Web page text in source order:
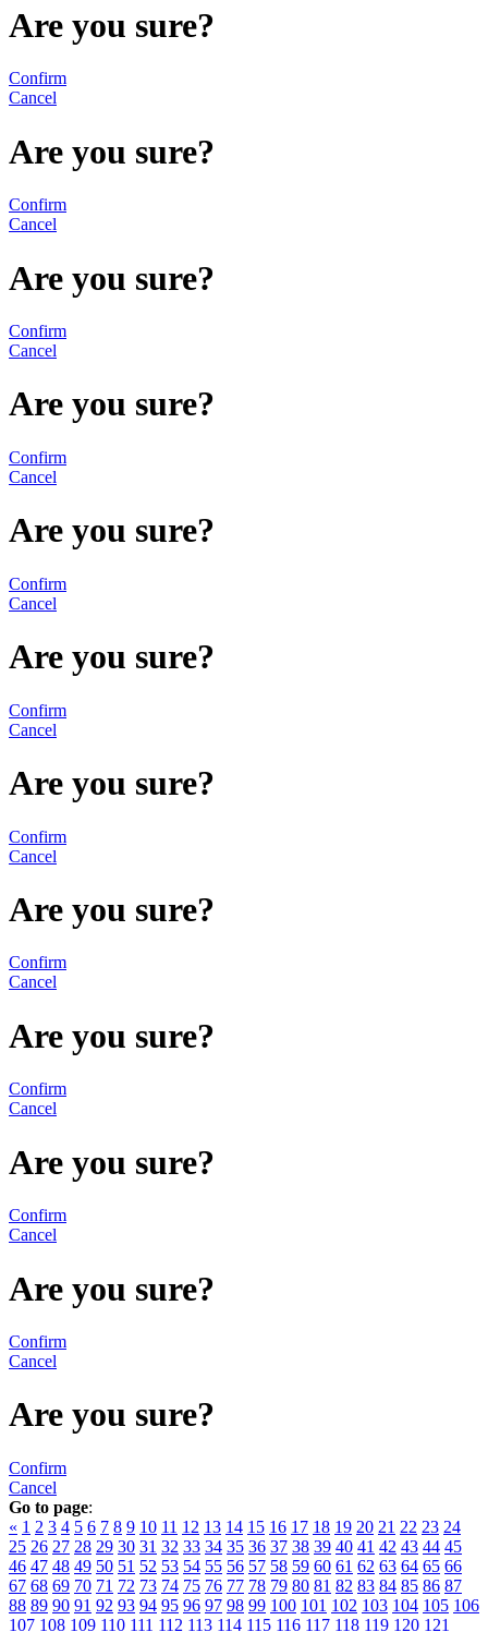
Are you sure?
Confirm
Cancel
Are you sure?
Confirm
Cancel
Are you sure?
Confirm
Cancel
Are you sure?
Confirm
Cancel
Are you sure?
Confirm
Cancel
Are you sure?
Confirm
Cancel
Are you sure?
Confirm
Cancel
Are you sure?
Confirm
Cancel
Are you sure?
Confirm
Cancel
Are you sure?
Confirm
Cancel
Are you sure?
Confirm
Cancel
Are you sure?
Confirm
Cancel
Go to page:
« 1 2 3 4 5 6 7 8 9 10 11 12 13 14 15 16 17 18 19 20 21 22 23 24
25 26 27 28 29 30 31 32 33 34 35 36 37 38 39 40 41 42 43 44 45
46 47 48 49 50 51 52 53 54 55 56 57 58 59 60 61 62 63 64 65 66
67 68 69 70 71 72 73 74 75 76 77 78 79 80 81 82 83 84 85 86 87
88 89 90 91 92 93 94 95 96 97 98 99 100 101 102 103 104 105 106
107 108 109 110 111 112 113 114 115 116 117 118 119 120 121